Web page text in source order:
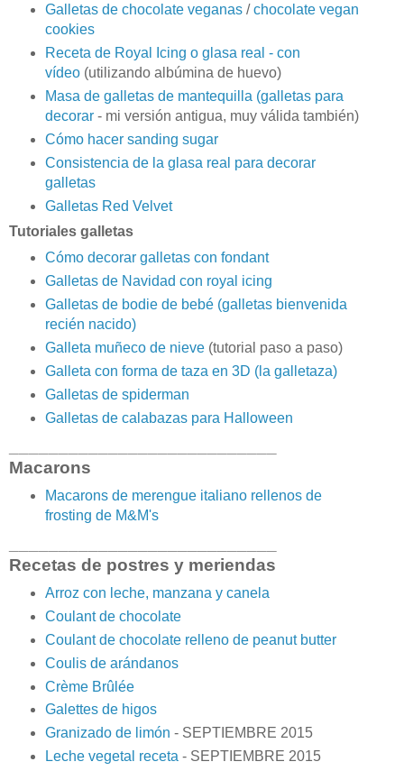
Galletas de chocolate veganas/chocolate vegan
cookies
Receta de Royal Icing o glasa real - con
vídeo(utilizando albúmina de huevo)
Masa de galletas de mantequilla (galletas para
decorar- mi versión antigua, muy válida también)
Cómo hacer sanding sugar
Consistencia de la glasa real para decorar
galletas
Galletas Red Velvet
Tutoriales galletas
Cómo decorar galletas con fondant
Galletas de Navidad con royal icing
Galletas de bodie de bebé (galletas bienvenida
recién nacido)
Galleta muñeco de nieve(tutorial paso a paso)
Galleta con forma de taza en 3D (la galletaza)
Galletas de spiderman
Galletas de calabazas para Halloween
Macarons
Macarons de merengue italiano rellenos de
frosting de M&M's
Recetas de postres y meriendas
Arroz con leche, manzana y canela
Coulant de chocolate
Coulant de chocolate relleno de peanut butter
Coulis de arándanos
Crème Brûlée
Galettes de higos
Granizado de limón - SEPTIEMBRE 2015
Leche vegetal receta - SEPTIEMBRE 2015